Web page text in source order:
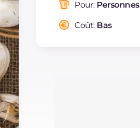
saturés
Fibre
Cholestérol
Pour: Personnes
Coût: Bas